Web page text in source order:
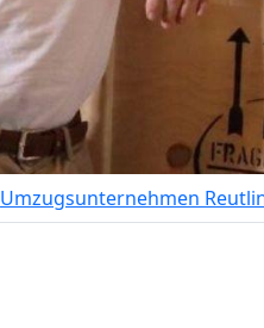
Umzugsunternehmen